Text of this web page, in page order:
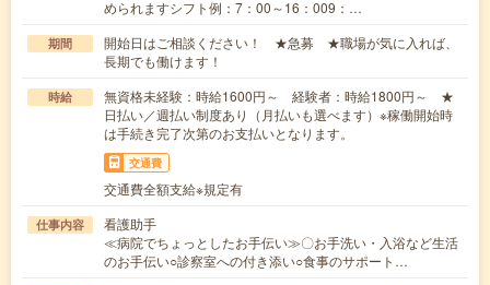
められますシフト例：7：00～16：009：…
期間
開始日はご相談ください！ ★急募 ★職場が気に入れば、
長期でも働けます！
時給
無資格未経験：時給1600円～ 経験者：時給1800円～ ★
日払い／週払い制度あり（月払いも選べます）※稼働開始時
は手続き完了次第のお支払いとなります。
交通費
交通費全額支給※規定有
仕事内容
看護助手
≪病院でちょっとしたお手伝い≫〇お手洗い・入浴など生活
のお手伝い○診察室への付き添い○食事のサポート…